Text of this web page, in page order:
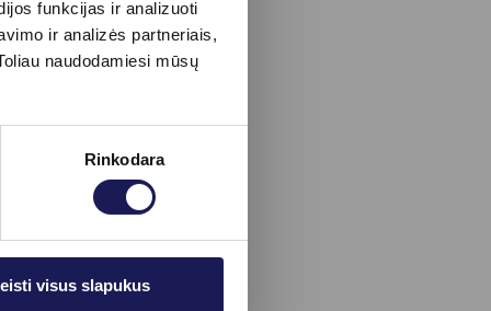
funkcijas ir analizuoti
ir analizės partneriais,
naudodamiesi mūsų
Rinkodara
visus slapukus